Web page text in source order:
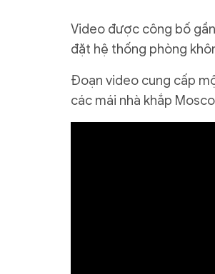
Video được công bố
đặt hệ thống phòng
Đoạn video cung cấp
các mái nhà khắp